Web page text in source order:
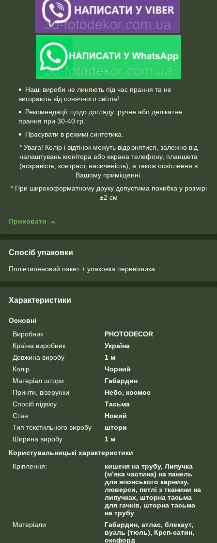
Наші вироби не линяють під час прання та не
вигорають від сонячного світла!
Рекомендації щодо догляду: ручне або делікатне
прання при 30-40 гр.
Прасувати в режимі синтетика.
* Увага! Колір і відтінок можуть відрізнятися, залежно від
налаштувань монітора або екрана телефону, планшета
(яскравість, контраст, насиченість), а також освітлення в
Вашому приміщенні.
* При широкоформатному друку допустима похибка у розмірі
±2 см
Приховати
Спосіб упаковки
Поліетиленовий пакет + упаковка перевізника
Характеристики
Основні
Виробник
PHOTODECOR
Країна виробник
Україна
Довжина виробу
1 м
Колір
Чорний
Матеріал штори
Габардин
Принти, візерунки
Небо, космос
Спосіб підвісу
Тасьма
Стан
Новий
Тип текстильного виробу
штори
Ширина виробу
1 м
Користувальницькі характеристики
Кріплення:
кишеня на трубу, Липучка
(м’яка частина) на панель
для японського карнизу,
люверси, петлі з тканини на
липучках, шторна тасьма
для гачків, шторна тасьма
на трубу
Матеріали
Габардин, атлас, блекаут,
вуаль (тюль), Креп-сатин,
оксфорд